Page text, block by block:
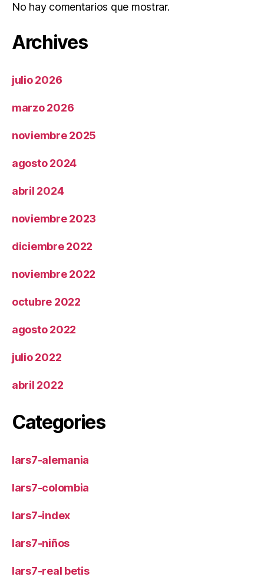
No hay comentarios que mostrar.
Archives
julio 2026
marzo 2026
noviembre 2025
agosto 2024
abril 2024
noviembre 2023
diciembre 2022
noviembre 2022
octubre 2022
agosto 2022
julio 2022
abril 2022
Categories
lars7-alemania
lars7-colombia
lars7-index
lars7-niños
lars7-real betis